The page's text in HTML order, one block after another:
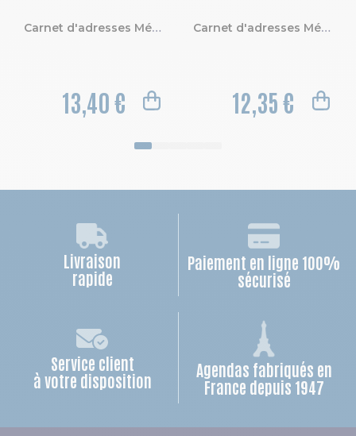
Carnet d'adresses Méline 9 x 16 cm
13,40 €
Carnet d'adresses Méline 9 x 13 cm
12,35 €
Livraison
rapide
Paiement en ligne 100%
sécurisé
Service client
à votre disposition
Agendas fabriqués en
France depuis 1947